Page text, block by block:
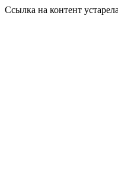
Ссылка на контент